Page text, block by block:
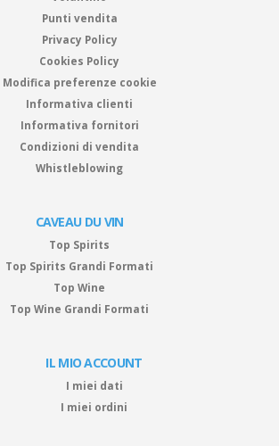
Punti vendita
Privacy Policy
Cookies Policy
Modifica preferenze cookie
Informativa clienti
Informativa fornitori
Condizioni di vendita
Whistleblowing
CAVEAU DU VIN
Top Spirits
Top Spirits Grandi Formati
Top Wine
Top Wine Grandi Formati
IL MIO ACCOUNT
I miei dati
I miei ordini